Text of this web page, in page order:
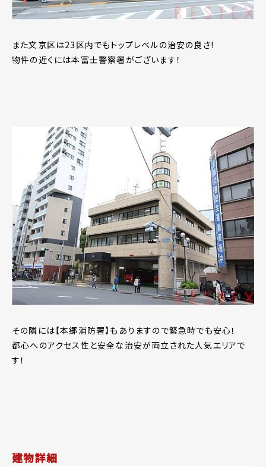
また文京区は23区内でもトップレベルの治安の良さ!
物件の近くには本富士警察署がございます！
その隣には【本郷消防署】もありますので緊急時でも安心！
都心へのアクセス性と安全な治安が両立された人気エリアで
す！
建物詳細